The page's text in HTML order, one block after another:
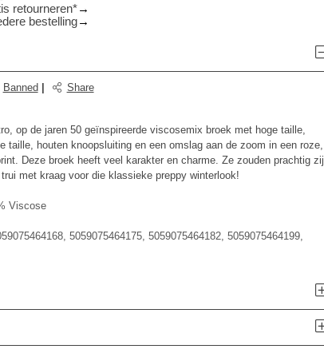
retourneren*
bestelling
Banned Share
op de jaren 50 geïnspireerde viscosemix broek met hoge taille,
taille, houten knoopsluiting en een omslag aan de zoom in een roze,
Deze broek heeft veel karakter en charme. Ze zouden prachtig
met kraag voor die klassieke preppy winterlook!
Viscose
5059075464175, 5059075464182, 5059075464199,